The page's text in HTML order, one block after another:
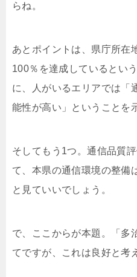
らね。
あとポイントは、県庁所在
100％を達成しているとい
に、人がいるエリアでは「
能性が高い」ということを
そしてもう1つ。通信品質
て、本県の通信環境の整備
と見ていいでしょう。
で、ここからが本題。「多
てですが、これは良好と考